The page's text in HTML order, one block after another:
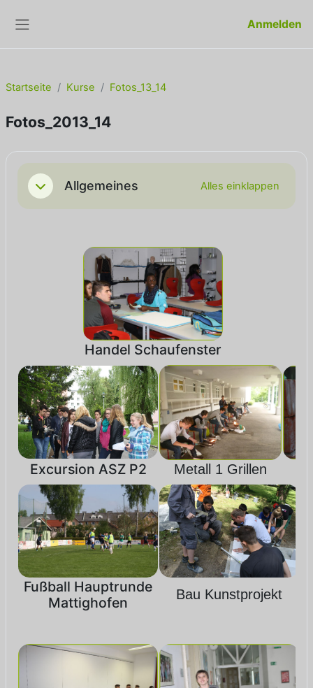
Anmelden
Startseite Kurse Fotos_13_14
Fotos_2013_14
Abschnittsübersicht
EinklappenAllgemeines Alles einklappen
Handel Schaufenster
Excursion ASZ P2 Metall 1 Grillen
Fußball Hauptrunde
Mattighofen
Bau Kunstprojekt